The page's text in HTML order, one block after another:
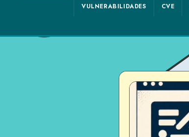
VULNERABILIDADES CVE